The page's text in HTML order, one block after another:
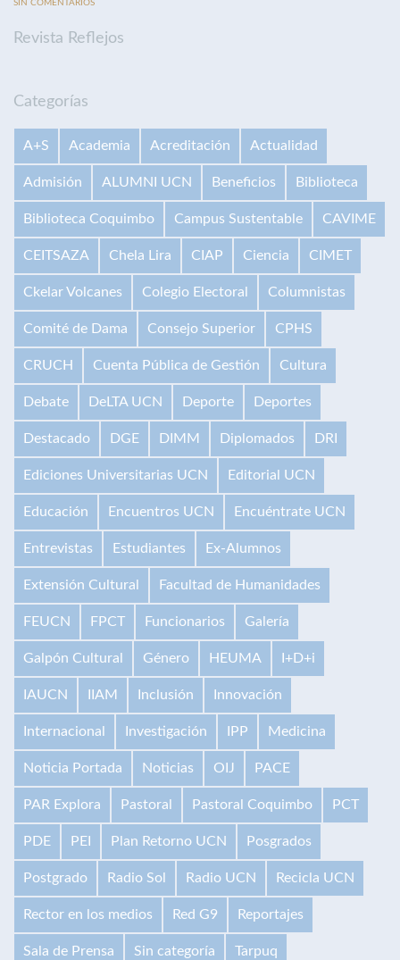
SIN COMENTARIOS
Revista Reflejos
Categorías
A+S Academia Acreditación Actualidad
Admisión ALUMNI UCN Beneficios Biblioteca
Biblioteca Coquimbo Campus Sustentable CAVIME
CEITSAZA Chela Lira CIAP Ciencia CIMET
Ckelar Volcanes Colegio Electoral Columnistas
Comité de Dama Consejo Superior CPHS
CRUCH Cuenta Pública de Gestión Cultura
Debate DeLTA UCN Deporte Deportes
Destacado DGE DIMM Diplomados DRI
Ediciones Universitarias UCN Editorial UCN
Educación Encuentros UCN Encuéntrate UCN
Entrevistas Estudiantes Ex-Alumnos
Extensión Cultural Facultad de Humanidades
FEUCN FPCT Funcionarios Galería
Galpón Cultural Género HEUMA I+D+i
IAUCN IIAM Inclusión Innovación
Internacional Investigación IPP Medicina
Noticia Portada Noticias OIJ PACE
PAR Explora Pastoral Pastoral Coquimbo PCT
PDE PEI Plan Retorno UCN Posgrados
Postgrado Radio Sol Radio UCN Recicla UCN
Rector en los medios Red G9 Reportajes
Sala de Prensa Sin categoría Tarpuq